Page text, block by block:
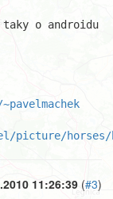
taky o androidu
picture/horses/
11:26:39 (#3)